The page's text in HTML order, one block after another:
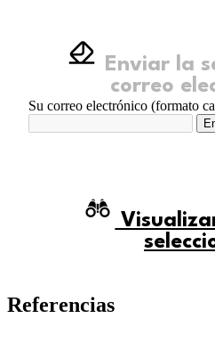
correo
Su correo electrónico (formato
Referencias